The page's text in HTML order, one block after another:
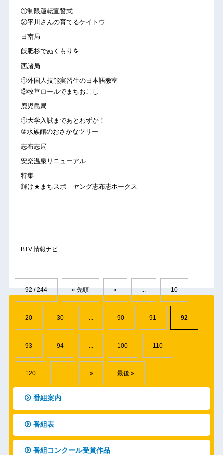
①制限運転宣誓式
②平川さんの育てるケイトウ
日南局
飫肥杉でぬくもりを
西諸局
①外国人技能実習生の日本語教室
②牧草ロールでまちおこし
鹿児島局
①大学入試まであとわずか！
②水族館のおさかなツリー
志布志局
安楽温泉リニューアル
特集
輝け★まちスポ ヤング志布志ホークス
BTV 情報ナビ
92 / 244 « 先頭 « ... 10
20 30 ... 90 91 92
93 94 100 110
120 ... » 最後 »
番組案内
番組表
番組コンクール受賞作品